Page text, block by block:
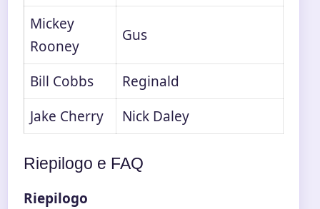
Mickey
Rooney
Gus
Bill Cobbs
Reginald
Jake Cherry
Nick Daley
Riepilogo e FAQ
Riepilogo